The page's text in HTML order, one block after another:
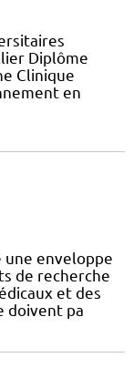
Diplôme
Clinique
en
une enveloppe
de recherche
et des
doivent pa